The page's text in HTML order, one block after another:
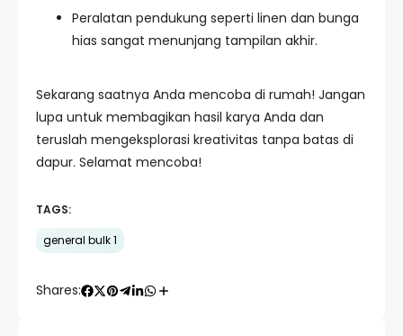
Peralatan pendukung seperti linen dan bunga
hias sangat menunjang tampilan akhir.
Sekarang saatnya Anda mencoba di rumah! Jangan
lupa untuk membagikan hasil karya Anda dan
teruslah mengeksplorasi kreativitas tanpa batas di
dapur. Selamat mencoba!
TAGS:
general bulk 1
Shares: